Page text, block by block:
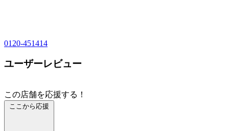
0120-451414
ユーザーレビュー
この店舗を応援する！
ここから応援